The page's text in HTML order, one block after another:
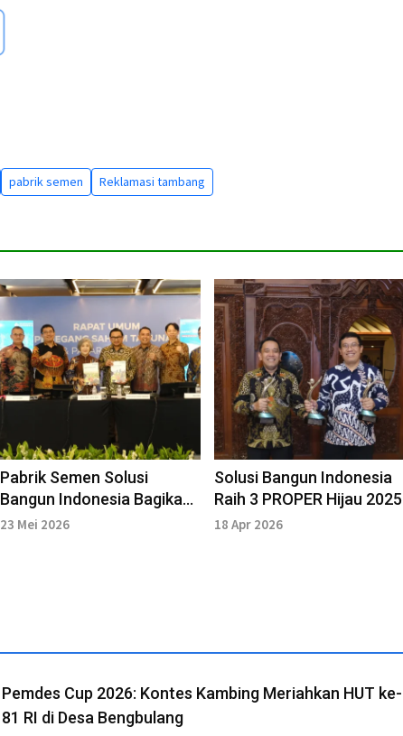
pabrik semen Reklamasi tambang
Pabrik Semen Solusi
Bangun Indonesia Bagikan
Dividen Rp329 Miliar
23 Mei 2026
Solusi Bangun Indonesia
Raih 3 PROPER Hijau 2025
18 Apr 2026
Pemdes Cup 2026: Kontes Kambing Meriahkan HUT ke-
81 RI di Desa Bengbulang